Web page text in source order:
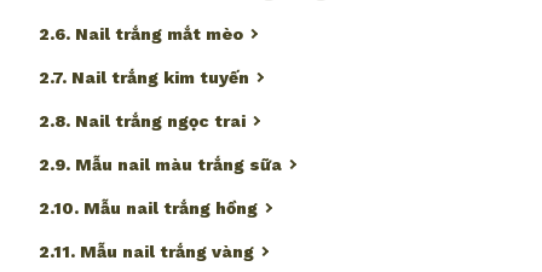
2.6. Nail trắng mắt mèo
2.7. Nail trắng kim tuyến
2.8. Nail trắng ngọc trai
2.9. Mẫu nail màu trắng sữa
2.10. Mẫu nail trắng hồng
2.11. Mẫu nail trắng vàng